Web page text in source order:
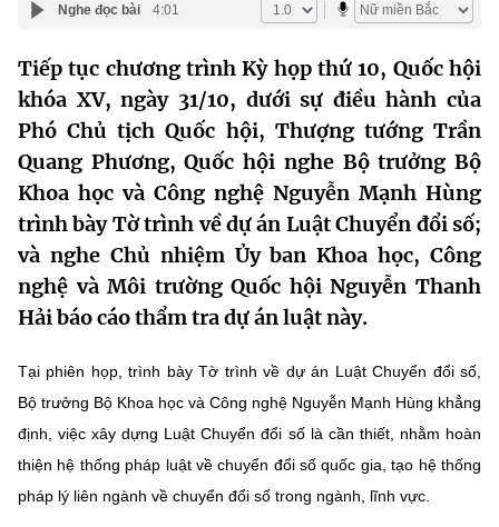
Giới thiệu
Chức năng nhiệm vụ
Cơ cấu tổ chức
Lịch sử phát triển
Sở Khoa học và Công nghệ
Tin tức sự kiện
Khoa học và Công nghệ
Đổi mới sáng tạo
Chuyển đổi số
Bưu chính, Viễn thông
Tiêu chuẩn, đo lường, chất lượng
Năng lượng nguyên tử
Tin tổng hợp
Dịch vụ công
Hệ thống văn bản
Văn bản QPPL
Văn bản chỉ đạo điều hành
MST IOFFICE
THỐNG KÊ
Chuyển đổi số
Bưu chính, Viễn thông
THƯ ĐIỆN TỬ
Khác
Videos
Nghe đọc bài 4:01
Tiếp tục chương trình Kỳ họp thứ 10, Quốc hội
khóa XV, ngày 31/10, dưới sự điều hành của
Phó Chủ tịch Quốc hội, Thượng tướng Trần
Quang Phương, Quốc hội nghe Bộ trưởng Bộ
Khoa học và Công nghệ Nguyễn Mạnh Hùng
trình bày Tờ trình về dự án Luật Chuyển đổi số;
và nghe Chủ nhiệm Ủy ban Khoa học, Công
nghệ và Môi trường Quốc hội Nguyễn Thanh
Hải báo cáo thẩm tra dự án luật này.
Tại phiên họp, trình bày Tờ trình về dự án Luật Chuyển đổi số,
Bộ trưởng Bộ Khoa học và Công nghệ Nguyễn Mạnh Hùng khẳng
định, việc xây dựng Luật Chuyển đổi số là cần thiết, nhằm hoàn
thiện hệ thống pháp luật về chuyển đổi số quốc gia, tạo hệ thống
pháp lý liên ngành về chuyển đổi số trong ngành, lĩnh vực.